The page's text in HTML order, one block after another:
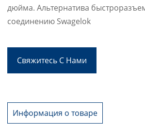
дюйма. Альтернатива
соединению Swagelok
Свяжитесь С Нами
Информация о товаре